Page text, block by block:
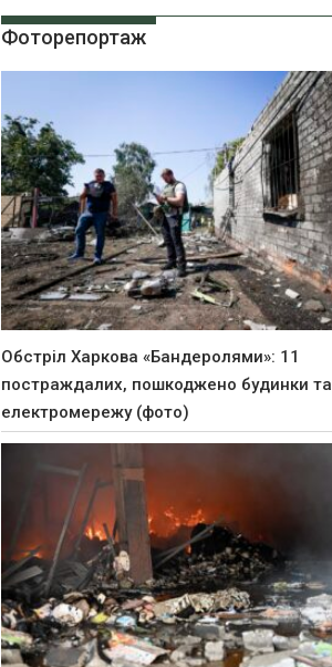
Фоторепортаж
Обстріл Харкова «Бандеролями»: 11
постраждалих, пошкоджено будинки та
електромережу (фото)